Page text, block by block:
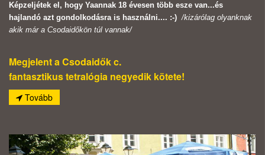
Képzeljétek el, hogy Yaannak 18 évesen több esze van...és
hajlandó azt gondolkodásra is használni.... :-) /kizárólag olyanknak
akik már a Csodaidőkön túl vannak/
Megjelent a Csodaidők c.
fantasztikus tetralógia negyedik kötete!
Tovább